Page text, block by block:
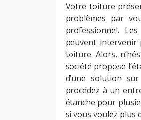
Votre toiture
problèmes par
professionnel.
peuvent intervenir
toiture. Alors,
société propose
d’une solution
procédez à un
étanche pour
si vous voulez plus